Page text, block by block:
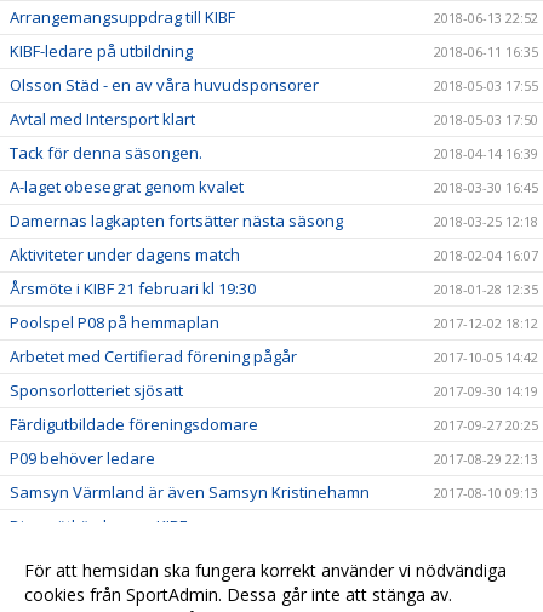
Arrangemangsuppdrag till KIBF 2018-06-13 22:52
KIBF-ledare på utbildning 2018-06-11 16:35
Olsson Städ - en av våra huvudsponsorer 2018-05-03 17:55
Avtal med Intersport klart 2018-05-03 17:50
Tack för denna säsongen. 2018-04-14 16:39
A-laget obesegrat genom kvalet 2018-03-30 16:45
Damernas lagkapten fortsätter nästa säsong 2018-03-25 12:18
Aktiviteter under dagens match 2018-02-04 16:07
Årsmöte i KIBF 21 februari kl 19:30 2018-01-28 12:35
Poolspel P08 på hemmaplan 2017-12-02 18:12
Arbetet med Certifierad förening pågår 2017-10-05 14:42
Sponsorlotteriet sjösatt 2017-09-30 14:19
Färdigutbildade föreningsdomare 2017-09-27 20:25
P09 behöver ledare 2017-08-29 22:13
Samsyn Värmland är även Samsyn Kristinehamn 2017-08-10 09:13
Dina nätköp kan ge KIBF pengar
Ledaruppdrag till KIBF 2017-06-11 10:29
Barnidrottsmodellen Samsyn Värmland 2017-04-07 09:15
För att hemsidan ska fungera korrekt använder vi nödvändiga
cookies från SportAdmin. Dessa går inte att stänga av.